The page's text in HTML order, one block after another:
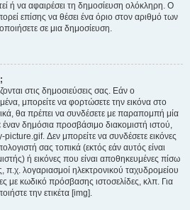
ή να αφαιρέσει τη δημοσίευση ολόκληρη. Ο
επίσης να θέσει ένα όριο στον αριθμό των
σε μια δημοσίευση.
στις δημοσιεύσεις σας. Εάν ο
μπορείτε να φορτώσετε την εικόνα στο
θα πρέπει να συνδέσετε με παραπομπή μία
δημόσια προσβάσιμο διακομιστή ιστού,
Δεν μπορείτε να συνδέσετε εικόνες
σας τοπικά (εκτός εάν αυτός είναι
ή εικόνες που είναι αποθηκευμένες πίσω
λογαριασμοί ηλεκτρονικού ταχυδρομείου
με κωδικό πρόσβασης ιστοσελίδες, κλπ. Για
την ετικέτα [img].